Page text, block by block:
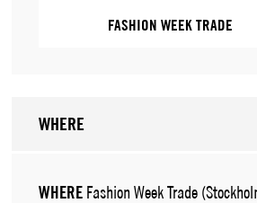
FASHION WEEK TRADE
WHERE
WHERE Fashion Week Trade